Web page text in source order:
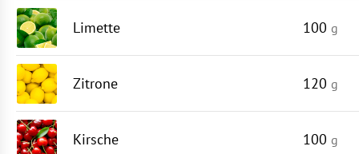
Limette 100 g
Zitrone 120 g
Kirsche 100 g